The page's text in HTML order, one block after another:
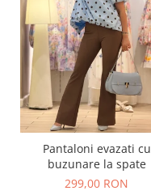
Pantaloni evazati cu
buzunare la spate
299,00 RON